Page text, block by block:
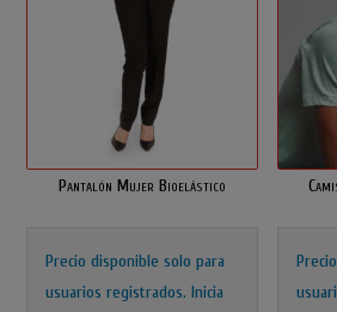
Pantalón Mujer Bioelástico
Precio disponible solo para
usuarios registrados.Inicia